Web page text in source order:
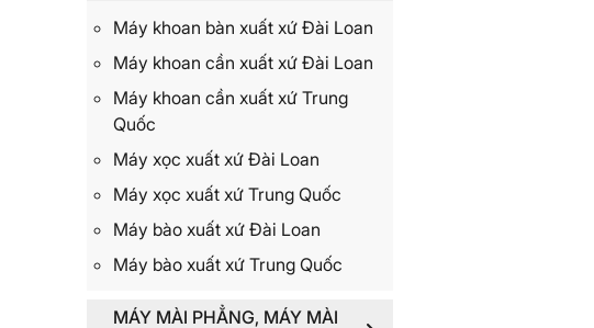
Máy khoan bàn xuất xứ Đài Loan
Máy khoan cần xuất xứ Đài Loan
Máy khoan cần xuất xứ Trung
Quốc
Máy xọc xuất xứ Đài Loan
Máy xọc xuất xứ Trung Quốc
Máy bào xuất xứ Đài Loan
Máy bào xuất xứ Trung Quốc
MÁY MÀI PHẲNG, MÁY MÀI